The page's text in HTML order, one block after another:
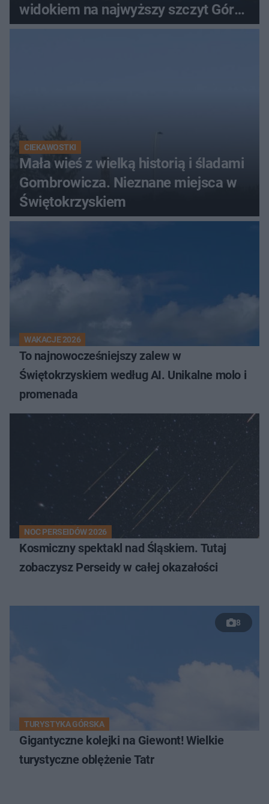
widokiem na najwyższy szczyt Gór
Świętokrzyskich
CIEKAWOSTKI
Mała wieś z wielką historią i śladami
Gombrowicza. Nieznane miejsca w
Świętokrzyskiem
WAKACJE 2026
To najnowocześniejszy zalew w
Świętokrzyskiem według AI. Unikalne molo i
promenada
NOC PERSEIDÓW 2026
Kosmiczny spektakl nad Śląskiem. Tutaj
zobaczysz Perseidy w całej okazałości
8
TURYSTYKA GÓRSKA
Gigantyczne kolejki na Giewont! Wielkie
turystyczne oblężenie Tatr